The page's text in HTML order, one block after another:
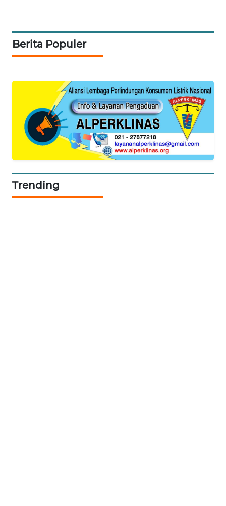
Berita Populer
Trending
WALINKI
ID
MAWAKA
MARTABAT
NET